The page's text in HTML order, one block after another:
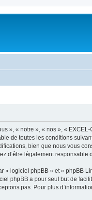
», « notre », « nos », «
de toutes les conditions
bien que nous vous
d’être légalement responsable
« logiciel phpBB » et « phpBB
phpBB a pour seul but de
pas. Pour plus